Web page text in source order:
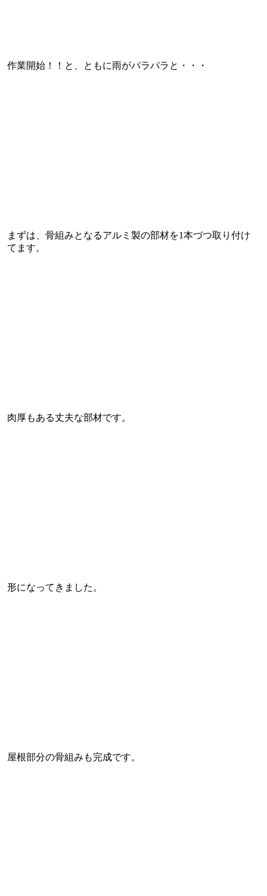
作業開始！！と、ともに雨がパラパラと・・・
まずは、骨組みとなるアルミ製の部材を1本づつ取り付け
てます。
肉厚もある丈夫な部材です。
形になってきました。
屋根部分の骨組みも完成です。